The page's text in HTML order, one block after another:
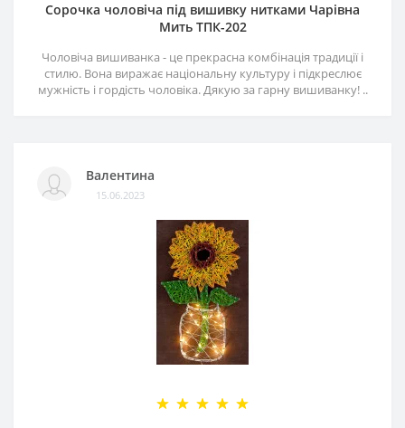
Сорочка чоловіча під вишивку нитками Чарівна
Мить ТПК-202
Чоловіча вишиванка - це прекрасна комбінація традиції і
стилю. Вона виражає національну культуру і підкреслює
мужність і гордість чоловіка. Дякую за гарну вишиванку! ..
Валентина
15.06.2023